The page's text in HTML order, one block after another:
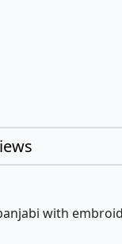
with